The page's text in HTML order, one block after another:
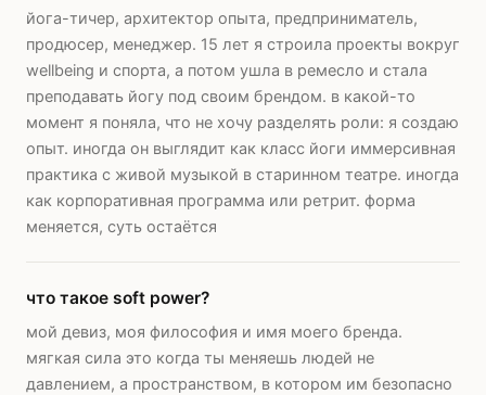
йога-тичер, архитектор опыта, предприниматель,
продюсер, менеджер. 15 лет я строила проекты вокруг
wellbeing и спорта, а потом ушла в ремесло и стала
преподавать йогу под своим брендом. в какой-то
момент я поняла, что не хочу разделять роли: я создаю
опыт. иногда он выглядит как класс йоги иммерсивная
практика с живой музыкой в старинном театре. иногда
как корпоративная программа или ретрит. форма
меняется, суть остаётся
что такое soft power?
мой девиз, моя философия и имя моего бренда.
мягкая сила это когда ты меняешь людей не
давлением, а пространством, в котором им безопасно